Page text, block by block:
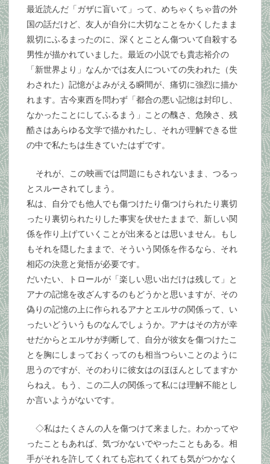
最近読んだ「ガザに盲いて」って、めちゃくちゃ昔の外
国の話だけど、友人が自分に大切なことをかくしたまま
親切にふるまったのに、深くとことん傷ついて自殺する
男性が描かれていました。最近の小説でも貴志裕介の
「新世界より」なんかでは友人についての失われた（失
わされた）記憶がよみがえる瞬間が、痛切に強烈に描か
れます。古今東西を問わず「都合の悪い記憶は封印し、
なかったことにしてふるまう」ことの醜さ、危険さ、残
酷さはあらゆる文学で描かれたし、それが理解できる世
の中で私たちは生きていたはずです。
それが、この映画では問題にもされないまま、つるっ
とスルーされてしまう。
私は、自分でも他人でも傷つけたり傷つけられたり裏切
ったり裏切られたりした事実を伏せたままで、新しい関
係を作り上げていくことが出来るとは思いません。もし
もそれを隠したままで、そういう関係を作るなら、それ
相応の決意と覚悟が必要です。
だいたい、トロールが「楽しい思い出だけは残して」と
アナの記憶を改ざんするのもどうかと思いますが、その
偽りの記憶の上に作られるアナとエルサの関係って、い
ったいどういうものなんでしょうか。アナはその方が幸
せだからとエルサが判断して、自分が彼女を傷つけたこ
とを胸にしまっておくってのも相当つらいことのように
思うのですが、そのわりに彼女はのほほんとしてますか
らねえ。もう、この二人の関係って私には理解不能とし
か言いようがないです。
◇私はたくさんの人を傷つけて来ました。わかってや
ったこともあれば、気づかないでやったこともある。相
手がそれを許してくれても忘れてくれても気がつかなく